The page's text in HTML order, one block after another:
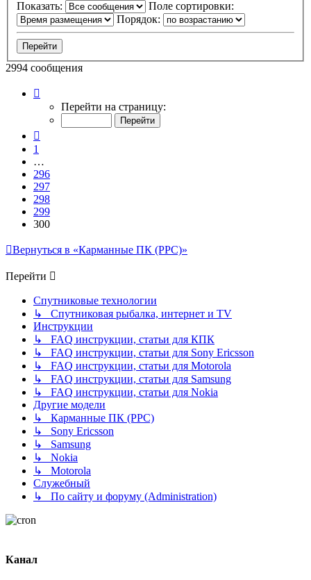
Показать:
Поле сортировки:
Порядок:
2994 сообщения
300
Перейти на страницу:
1
…
296
297
298
299
300
Вернуться в «Карманные ПК (PPC)»
Перейти
Спутниковые технологии
↳ Спутниковая рыбалка, интернет и TV
Инструкции
↳ FAQ инструкции, статьи для КПК
↳ FAQ инструкции, статьи для Sony Ericsson
↳ FAQ инструкции, статьи для Motorola
↳ FAQ инструкции, статьи для Samsung
↳ FAQ инструкции, статьи для Nokia
Другие модели
↳ Карманные ПК (PPC)
↳ Sony Ericsson
↳ Samsung
↳ Nokia
↳ Motorola
Служебный
↳ По сайту и форуму (Administration)
Канал